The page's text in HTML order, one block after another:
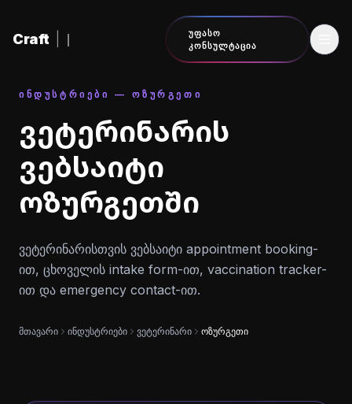
Craft
ᲣᲤᲐᲡᲝ
ᲙᲝᲜᲡᲣᲚᲢᲐᲪᲘᲐ
ᲘᲜᲓᲣᲡᲢᲠᲘᲔᲑᲘ — ᲝᲖᲣᲠᲒᲔᲗᲘ
ვეტერინარის
ვებსაიტი
ოზურგეთში
ვეტერინარისთვის ვებსაიტი appointment booking-
ით, ცხოველის intake form-ით, vaccination tracker-
ით და emergency contact-ით.
მთავარი ინდუსტრიები ვეტერინარი ოზურგეთი